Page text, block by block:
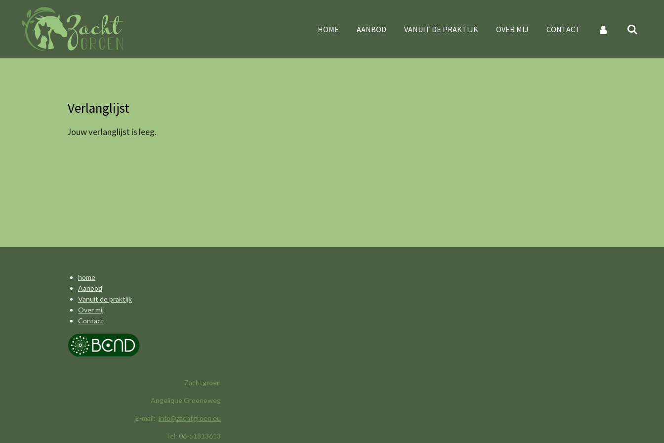
direct
HOME AANBOD VANUIT DE PRAKTIJK OVER MIJ CONTACT
Verlanglijst
Jouw verlanglijst is leeg.
home
Aanbod
Vanuit de praktijk
Over mij
Contact
Zachtgroen
Angelique Groeneweg
E-mail: info@zachtgroen.eu
Tel: 06-51813613